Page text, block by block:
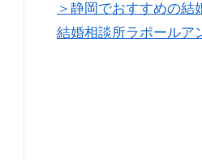
＞静岡でおすすめの結
結婚相談所ラポールア